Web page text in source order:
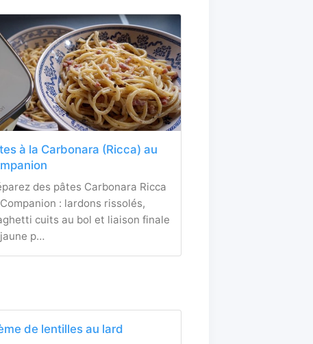
à la Carbonara (Ricca) au
des pâtes Carbonara Ricca
: lardons rissolés,
cuits au bol et liaison finale
p…
de lentilles au lard